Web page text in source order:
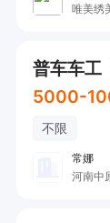
唯美绣
普车车工
5000-
不限
常娜
河南中